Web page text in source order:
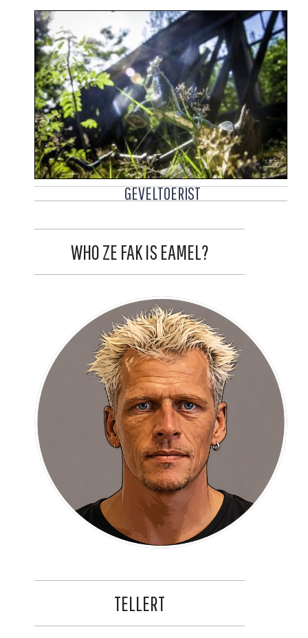
GEVELTOERIST
WHO ZE FAK IS EAMEL?
TELLERT